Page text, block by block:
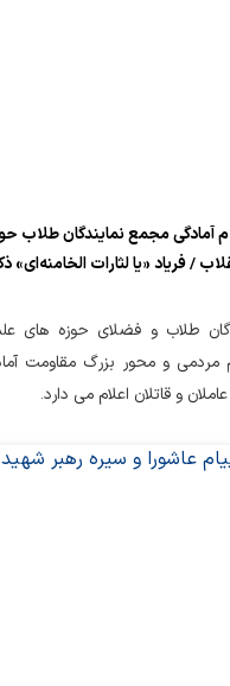
آمادگی مجمع نمایندگان طلاب
/ فریاد «یا لثارات الخامنه‌ای»
طلاب و فضلای حوزه های
مردمی و محور بزرگ مقاومت
و قاتلان اعلام می دارد.